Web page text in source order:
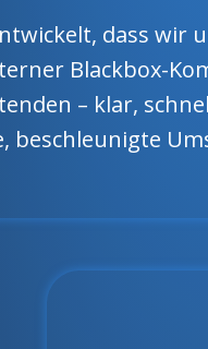
dass wir
Blackbox-
– klar,
beschleunigte